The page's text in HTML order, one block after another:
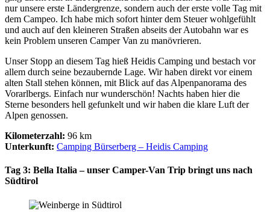
nur unsere erste Ländergrenze, sondern auch der erste volle Tag mit
dem Campeo. Ich habe mich sofort hinter dem Steuer wohlgefühlt
und auch auf den kleineren Straßen abseits der Autobahn war es
kein Problem unseren Camper Van zu manövrieren.
Unser Stopp an diesem Tag hieß Heidis Camping und bestach vor
allem durch seine bezaubernde Lage. Wir haben direkt vor einem
alten Stall stehen können, mit Blick auf das Alpenpanorama des
Vorarlbergs. Einfach nur wunderschön! Nachts haben hier die
Sterne besonders hell gefunkelt und wir haben die klare Luft der
Alpen genossen.
Kilometerzahl: 96 km
Unterkunft: Camping Bürserberg – Heidis Camping
Tag 3: Bella Italia – unser Camper-Van Trip bringt uns nach
Südtirol